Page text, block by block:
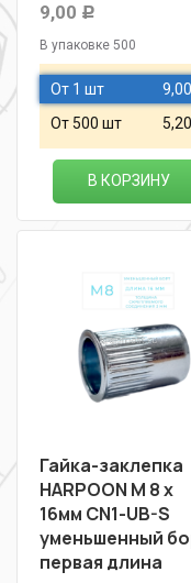
9,00 Р
В упаковке 500
От 1 шт 9,00
От 500 шт 5,20
В КОРЗИНУ
Гайка-заклепка
HARPOON М 8 х
16мм CN1-UB-S
уменьшенный
первая длина